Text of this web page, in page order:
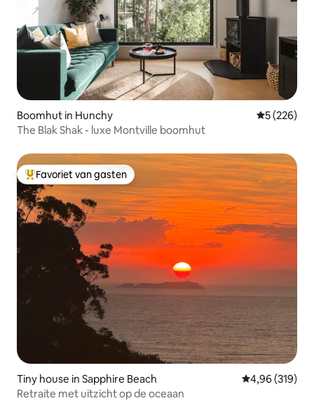
Boomhut in Hunchy
5 (226)
The Blak Shak - luxe Montville boomhut
Topfavoriet van gasten
Favoriet van gasten
Tiny house in Sapphire Beach Gemiddelde
4,96 (319)
Retraite met uitzicht op de oceaan